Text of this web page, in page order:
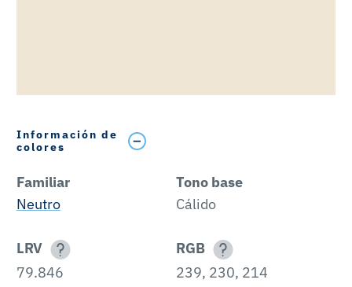
Información de
colores
Familiar
Neutro
Tono base
Cálido
LRV
79.846
RGB
239, 230, 214